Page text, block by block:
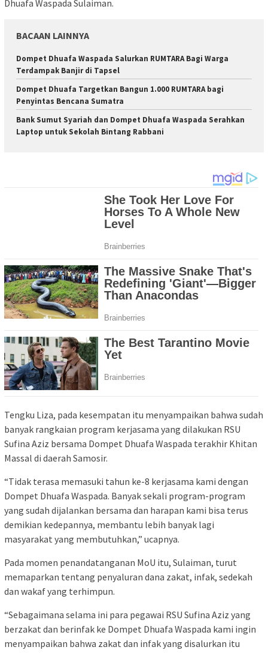
Dhuafa Waspada Sulaiman.
BACAAN LAINNYA
Dompet Dhuafa Waspada Salurkan RUMTARA Bagi Warga
Terdampak Banjir di Tapsel
Dompet Dhuafa Targetkan Bangun 1.000 RUMTARA bagi
Penyintas Bencana Sumatra
Bank Sumut Syariah dan Dompet Dhuafa Waspada Serahkan
Laptop untuk Sekolah Bintang Rabbani
Tengku Liza, pada kesempatan itu menyampaikan bahwa sudah
banyak rangkaian program kerjasama yang dilakukan RSU
Sufina Aziz bersama Dompet Dhuafa Waspada terakhir Khitan
Massal di daerah Samosir.
“Tidak terasa memasuki tahun ke-8 kerjasama kami dengan
Dompet Dhuafa Waspada. Banyak sekali program-program
yang sudah dijalankan bersama dan harapan kami bisa terus
demikian kedepannya, membantu lebih banyak lagi
masyarakat yang membutuhkan,” ucapnya.
Pada momen penandatanganan MoU itu, Sulaiman, turut
memaparkan tentang penyaluran dana zakat, infak, sedekah
dan wakaf yang terhimpun.
“Sebagaimana selama ini para pegawai RSU Sufina Aziz yang
berzakat dan berinfak ke Dompet Dhuafa Waspada kami ingin
menyampaikan bahwa zakat dan infak yang disalurkan itu